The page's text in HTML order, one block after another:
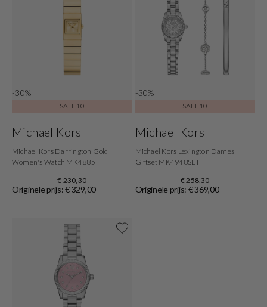
-30%
SALE10
Michael Kors
Michael Kors Darrington Gold
Women's Watch MK4885
€ 230,30
Originele prijs: € 329,00
-30%
SALE10
Michael Kors
Michael Kors Lexington Dames
Giftset MK4948SET
€ 258,30
Originele prijs: € 369,00